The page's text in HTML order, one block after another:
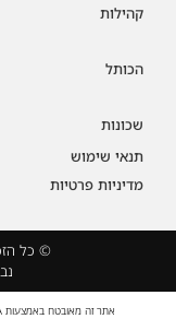
קהילות
הכותל
שכונות
תנאי שימוש
מדיניות פרטיות
© כל
אתר זה מאובטח באמצעות reCAPTCHA וגוגל בכפוף